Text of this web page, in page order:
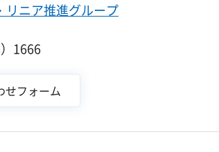
リニア推進グループ
1666